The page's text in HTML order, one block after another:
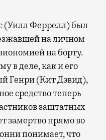
на личном
на борту.
в деле, как и его
Генри (Кит Дэвид),
средство теперь
заштатных
замертво прямо во
понимает, что